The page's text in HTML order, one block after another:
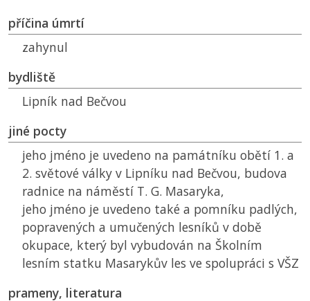
příčina úmrtí
zahynul
bydliště
Lipník nad Bečvou
jiné pocty
jeho jméno je uvedeno na památníku obětí 1. a
2. světové války v Lipníku nad Bečvou, budova
radnice na náměstí T. G. Masaryka,
jeho jméno je uvedeno také a pomníku padlých,
popravených a umučených lesníků v době
okupace, který byl vybudován na Školním
lesním statku Masarykův les ve spolupráci s VŠZ
prameny, literatura